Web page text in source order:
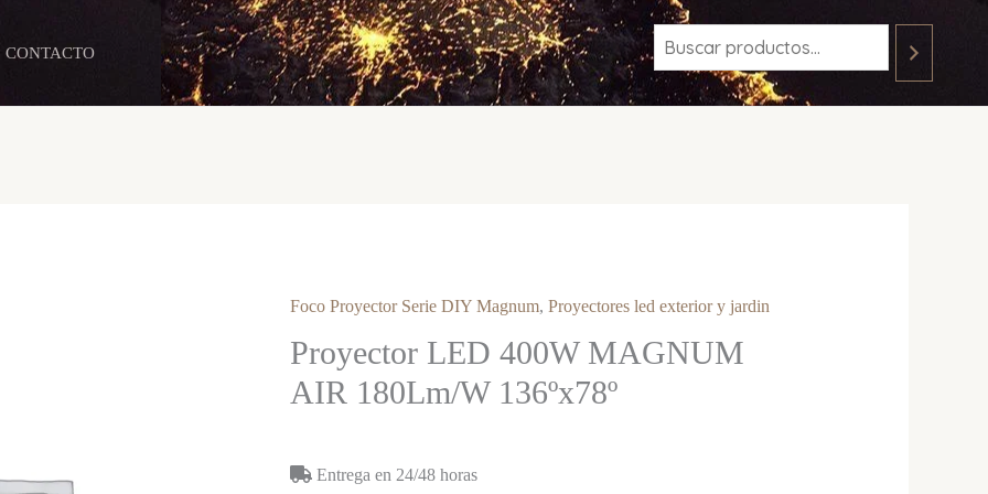
CONTACTO
Foco Proyector Serie DIY Magnum,Proyectores led exterior y jardin
Proyector LED 400W MAGNUM
AIR 180Lm/W 136ºx78º
Entrega en 24/48 horas